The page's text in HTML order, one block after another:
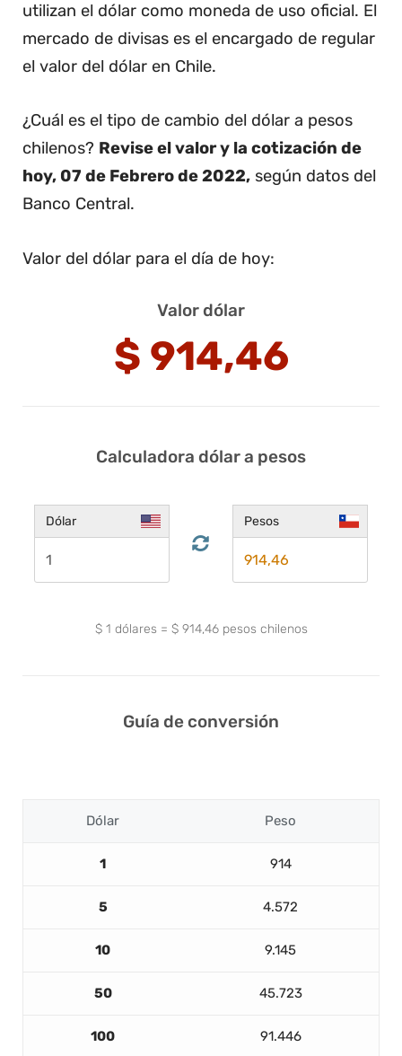
utilizan el dólar como moneda de uso oficial. El
mercado de divisas es el encargado de regular
el valor del dólar en Chile.
¿Cuál es el tipo de cambio del dólar a pesos
chilenos? Revise el valor y la cotización de
hoy, 07 de Febrero de 2022, según datos del
Banco Central.
Valor del dólar para el día de hoy:
Valor dólar
$ 914,46
Calculadora dólar a pesos
Dólar Pesos
$ 1 dólares = $ 914,46pesos chilenos
Guía de conversión
Dólar Peso
1 914
5 4.572
10 9.145
50 45.723
100 91.446